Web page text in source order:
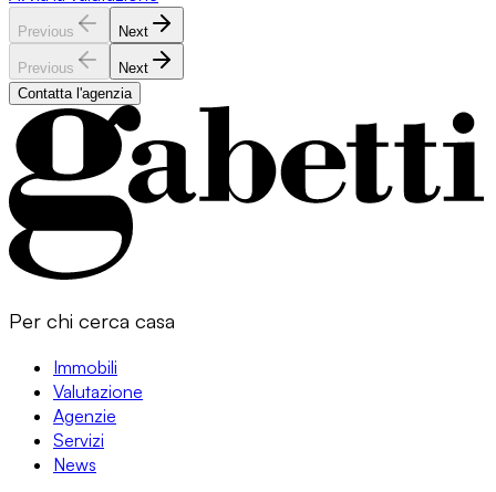
Previous Next
Previous
Next
Contatta l'agenzia
Per chi cerca casa
Immobili
Valutazione
Agenzie
Servizi
News